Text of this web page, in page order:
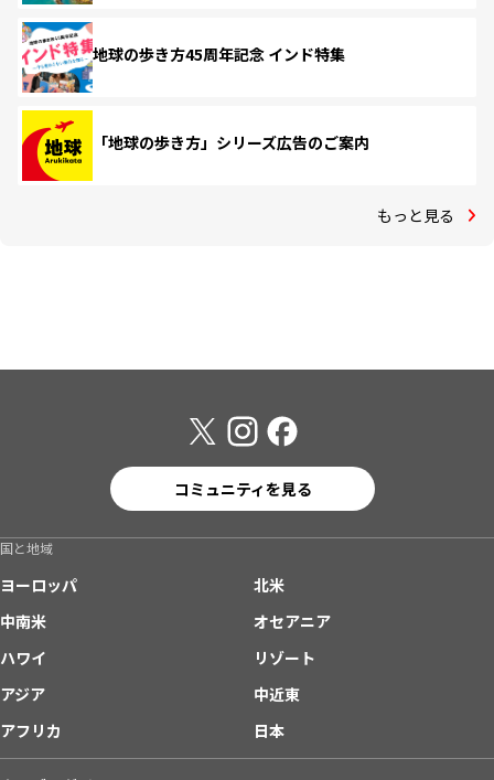
地球の歩き方45周年記念 インド特集
「地球の歩き方」シリーズ広告のご案内
もっと見る
コミュニティを見る
国と地域
ヨーロッパ
北米
中南米
オセアニア
ハワイ
リゾート
アジア
中近東
アフリカ
日本